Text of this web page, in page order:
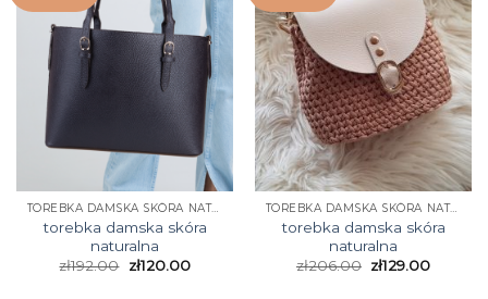
TOREBKA DAMSKA SKÓRA NATURALNA
torebka damska skóra
naturalna
zł192.00 zł120.00
TOREBKA DAMSKA SKÓRA NATURALNA
torebka damska skóra
naturalna
zł206.00 zł129.00